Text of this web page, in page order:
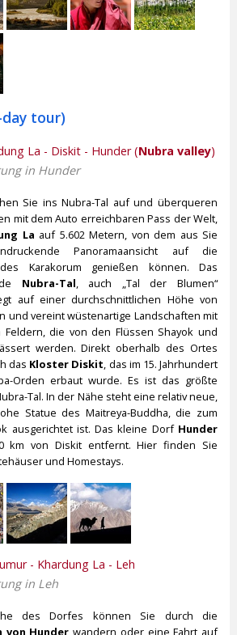
tour)
La - Diskit - Hunder (Nubra valley)
in Hunder
Sie ins Nubra-Tal auf und überqueren
mit dem Auto erreichbaren Pass der Welt,
La auf 5.602 Metern, von dem aus Sie
Panoramaansicht auf die
Karakorum genießen können. Das
Nubra-Tal, auch „Tal der Blumen“
auf einer durchschnittlichen Höhe von
und vereint wüstenartige Landschaften mit
Feldern, die von den Flüssen Shayok und
werden. Direkt oberhalb des Ortes
das Kloster Diskit, das im 15. Jahrhundert
Orden erbaut wurde. Es ist das größte
Tal. In der Nähe steht eine relativ neue,
Statue des Maitreya-Buddha, die zum
ausgerichtet ist. Das kleine Dorf Hunder
km von Diskit entfernt. Hier finden Sie
und Homestays.
- Khardung La - Leh
in Leh
des Dorfes können Sie durch die
von Hunder wandern oder eine Fahrt auf